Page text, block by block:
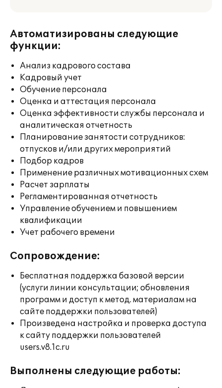
Автоматизированы следующие
функции:
Анализ кадрового состава
Кадровый учет
Обучение персонала
Оценка и аттестация персонала
Оценка эффективности службы персонала и
аналитическая отчетность
Планирование занятости сотрудников:
отпусков и/или других мероприятий
Подбор кадров
Применение различных мотивационных схем
Расчет зарплаты
Регламентированная отчетность
Управление обучением и повышением
квалификации
Учет рабочего времени
Сопровождение:
Бесплатная поддержка базовой версии
(услуги линии консультации; обновления
программ и доступ к метод. материалам на
сайте поддержки пользователей)
Произведена настройка и проверка доступа
к сайту поддержки пользователей
users.v8.1c.ru
Выполнены следующие работы: